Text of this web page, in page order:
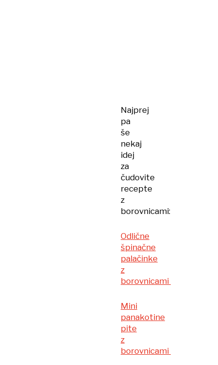
Najprej
pa
še
nekaj
idej
za
čudovite
recepte
z
borovnicami:
Odlične
špinačne
palačinke
z
borovnicami
Mini
panakotine
pite
z
borovnicami